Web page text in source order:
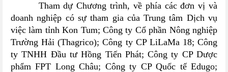
Tham dự Chương trình, về phía các đơn vị và
doanh nghiệp có sự tham gia của Trung tâm Dịch vụ
việc làm tỉnh Kon Tum; Công ty Cổ phần Nông nghiệp
Trường Hải (Thagrico); Công ty CP LiLaMa 18; Công
ty TNHH Đầu tư Hồng Tiến Phát; Công ty CP Dược
phẩm FPT Long Châu; Công ty CP Quốc tế Edugo;